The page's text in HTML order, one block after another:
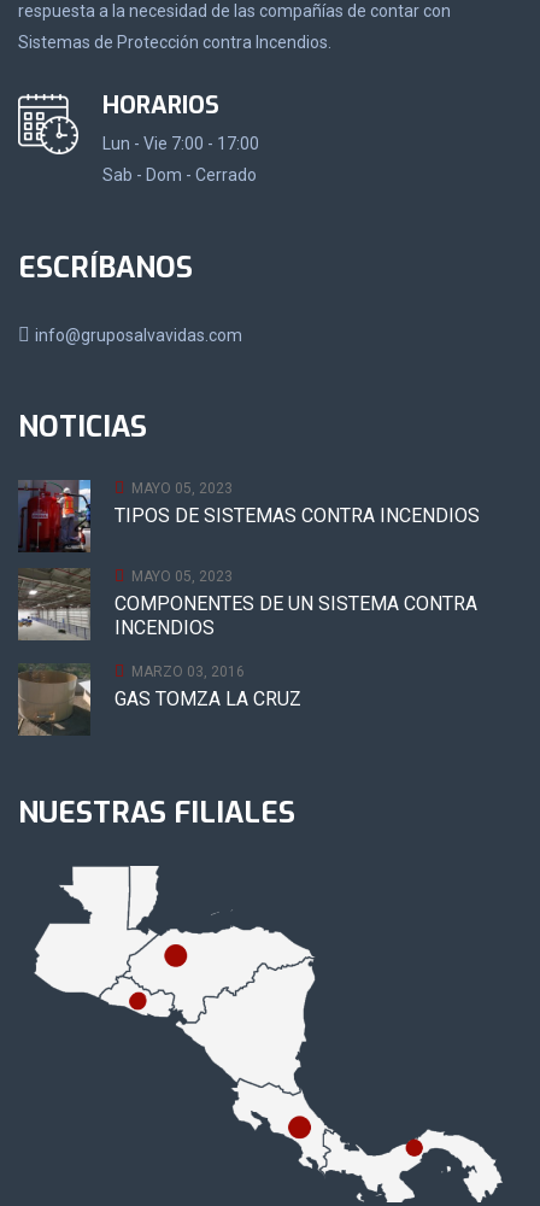
respuesta a la necesidad de las compañías de contar con
Sistemas de Protección contra Incendios.
HORARIOS
Lun - Vie 7:00 - 17:00
Sab - Dom - Cerrado
ESCRÍBANOS
info@gruposalvavidas.com
NOTICIAS
MAYO 05, 2023
TIPOS DE SISTEMAS CONTRA INCENDIOS
MAYO 05, 2023
COMPONENTES DE UN SISTEMA CONTRA
INCENDIOS
MARZO 03, 2016
GAS TOMZA LA CRUZ
NUESTRAS FILIALES